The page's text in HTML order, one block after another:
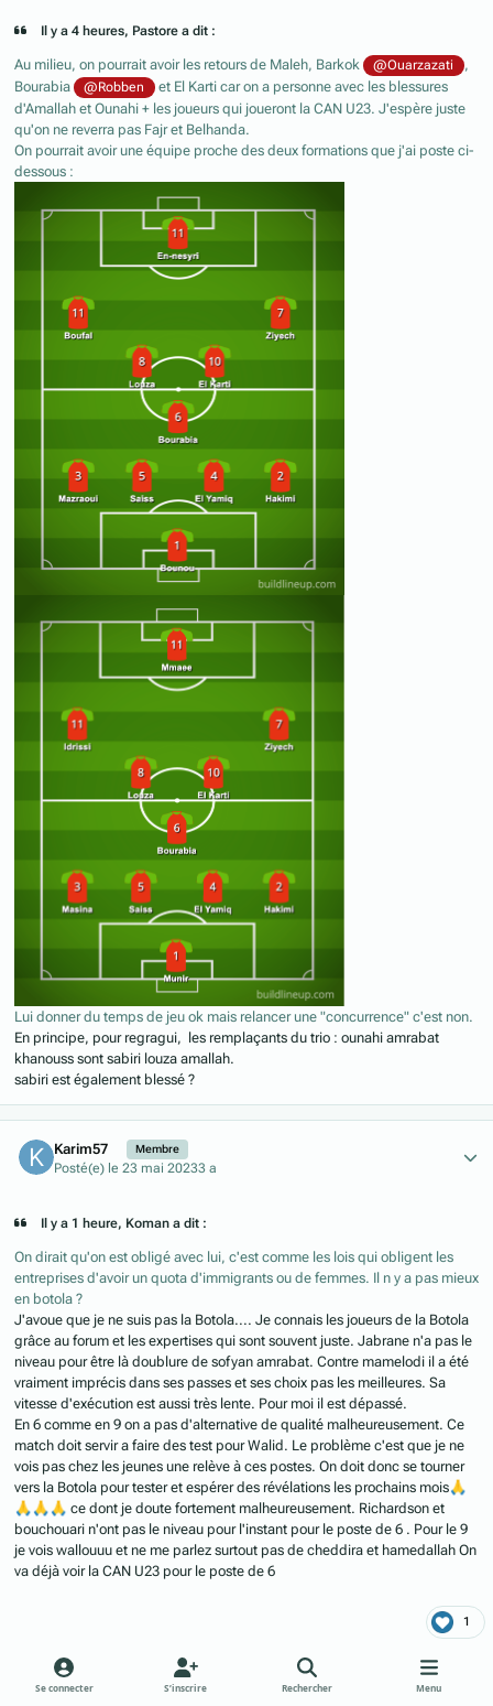
Il y a 4 heures, Pastore a dit :
Au milieu, on pourrait avoir les retours de Maleh, Barkok @Ouarzazati
,
Bourabia
@Robben
et El Karti car on a personne avec les blessures
d'Amallah et Ounahi + les joueurs qui joueront la CAN U23. J'espère juste
qu'on ne reverra pas Fajr et Belhanda.
On pourrait avoir une équipe proche des deux formations que j'ai poste ci-
dessous :
Lui donner du temps de jeu ok mais relancer une "concurrence" c'est non.
En principe, pour regragui, les remplaçants du trio : ounahi amrabat
khanouss sont sabiri louza amallah.
sabiri est également blessé ?
Karim57 Membre
Posté(e) le 23 mai 20233 a
Il y a 1 heure, Koman a dit :
On dirait qu'on est obligé avec lui, c'est comme les lois qui obligent les
entreprises d'avoir un quota d'immigrants ou de femmes. Il n y a pas mieux
en botola ?
J'avoue que je ne suis pas la Botola.... Je connais les joueurs de la Botola
grâce au forum et les expertises qui sont souvent juste. Jabrane n'a pas le
niveau pour être là doublure de sofyan amrabat. Contre mamelodi il a été
vraiment imprécis dans ses passes et ses choix pas les meilleures. Sa
vitesse d'exécution est aussi très lente. Pour moi il est dépassé.
En 6 comme en 9 on a pas d'alternative de qualité malheureusement. Ce
match doit servir a faire des test pour Walid. Le problème c'est que je ne
vois pas chez les jeunes une relève à ces postes. On doit donc se tourner
vers la Botola pour tester et espérer des révélations les prochains mois🙏
🙏 🙏 🙏 ce dont je doute fortement malheureusement. Richardson et
bouchouari n'ont pas le niveau pour l'instant pour le poste de 6 . Pour le 9
je vois wallouuu et ne me parlez surtout pas de cheddira et hamedallah On
va déjà voir la CAN U23 pour le poste de 6
1
Se connecter S’inscrire Rechercher Menu